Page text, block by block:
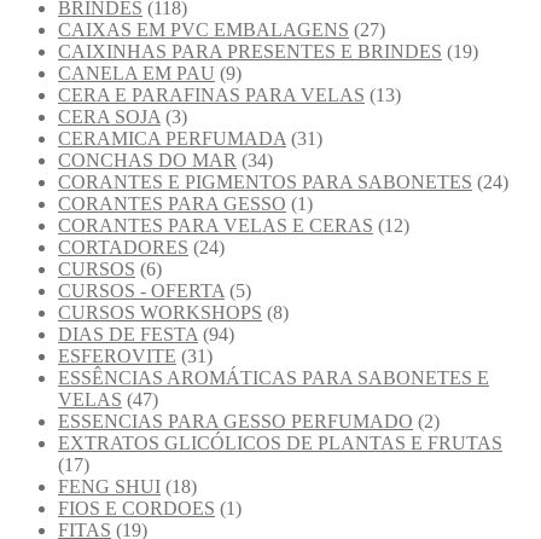
BRINDES (118)
CAIXAS EM PVC EMBALAGENS (27)
CAIXINHAS PARA PRESENTES E BRINDES (19)
CANELA EM PAU (9)
CERA E PARAFINAS PARA VELAS (13)
CERA SOJA (3)
CERAMICA PERFUMADA (31)
CONCHAS DO MAR (34)
CORANTES E PIGMENTOS PARA SABONETES (24)
CORANTES PARA GESSO (1)
CORANTES PARA VELAS E CERAS (12)
CORTADORES (24)
CURSOS (6)
CURSOS - OFERTA (5)
CURSOS WORKSHOPS (8)
DIAS DE FESTA (94)
ESFEROVITE (31)
ESSÊNCIAS AROMÁTICAS PARA SABONETES E
VELAS (47)
ESSENCIAS PARA GESSO PERFUMADO (2)
EXTRATOS GLICÓLICOS DE PLANTAS E FRUTAS
(17)
FENG SHUI (18)
FIOS E CORDOES (1)
FITAS (19)